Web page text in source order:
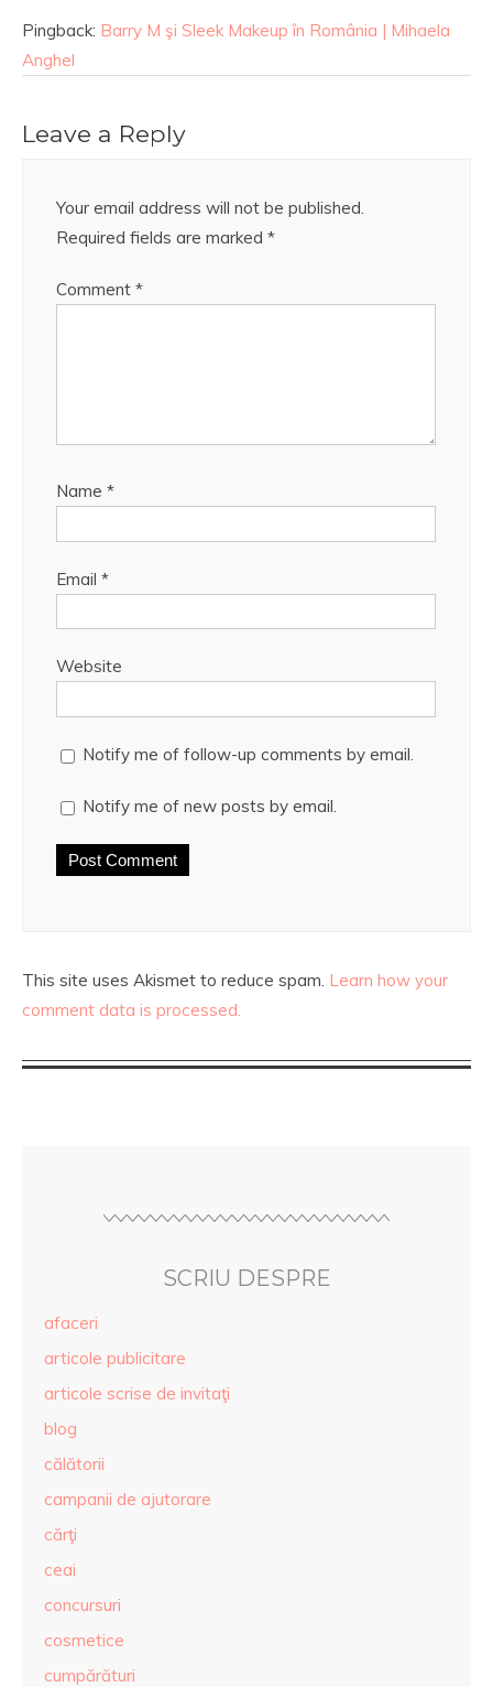
Pingback: Barry M şi Sleek Makeup în România | Mihaela
Anghel
Leave a Reply
Your email address will not be published.
Required fields are marked *
Comment *
Name *
Email *
Website
Notify me of follow-up comments by email.
Notify me of new posts by email.
This site uses Akismet to reduce spam. Learn how your
comment data is processed.
SCRIU DESPRE
afaceri
articole publicitare
articole scrise de invitaţi
blog
călătorii
campanii de ajutorare
cărţi
ceai
concursuri
cosmetice
cumpărături